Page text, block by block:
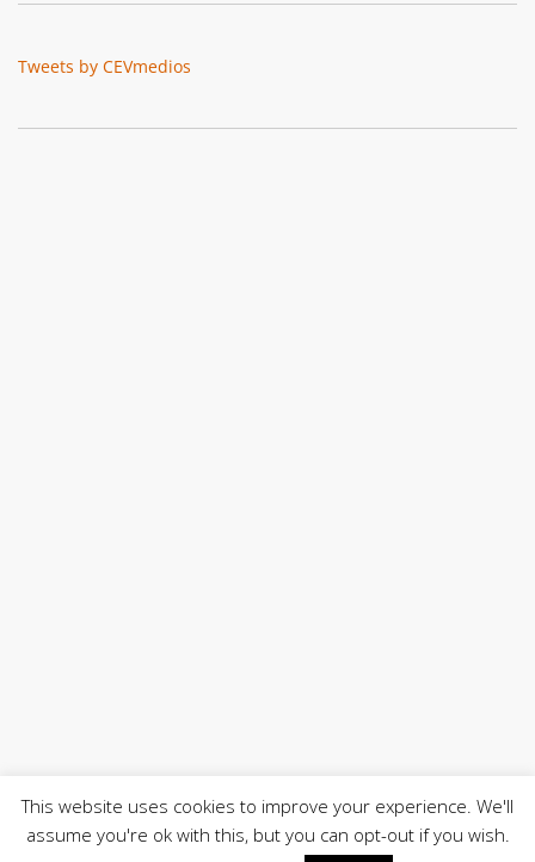
Tweets by CEVmedios
This website uses cookies to improve your experience. We'll
assume you're ok with this, but you can opt-out if you wish.